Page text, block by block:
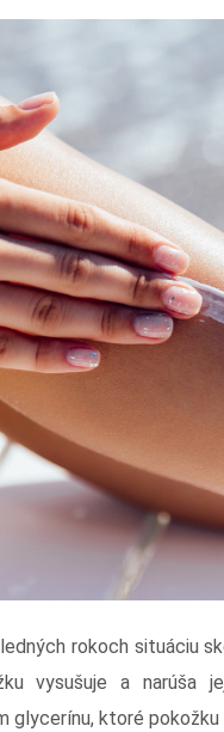
rokoch situáciu
vysušuje a narúša
glycerínu, ktoré pokožku